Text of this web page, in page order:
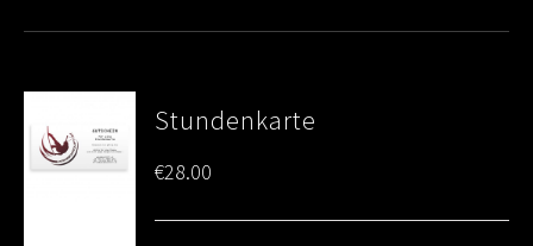
Stundenkarte
€28.00